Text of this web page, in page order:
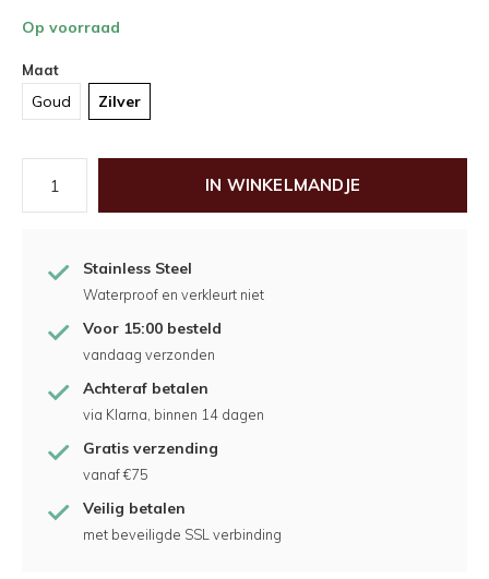
Op voorraad
Maat
Goud Zilver
IN WINKELMANDJE
Stainless Steel
Waterproof en verkleurt niet
Voor 15:00 besteld
vandaag verzonden
Achteraf betalen
via Klarna, binnen 14 dagen
Gratis verzending
vanaf €75
Veilig betalen
met beveiligde SSL verbinding